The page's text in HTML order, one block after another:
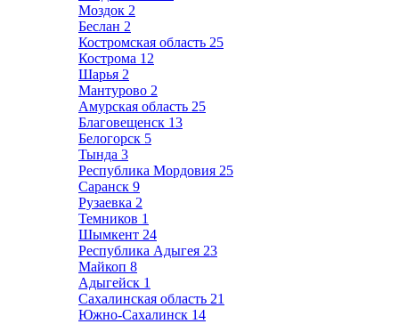
Моздок 2
Беслан 2
Костромская область 25
Кострома 12
Шарья 2
Мантурово 2
Амурская область 25
Благовещенск 13
Белогорск 5
Тында 3
Республика Мордовия 25
Саранск 9
Рузаевка 2
Темников 1
Шымкент 24
Республика Адыгея 23
Майкоп 8
Адыгейск 1
Сахалинская область 21
Южно-Сахалинск 14